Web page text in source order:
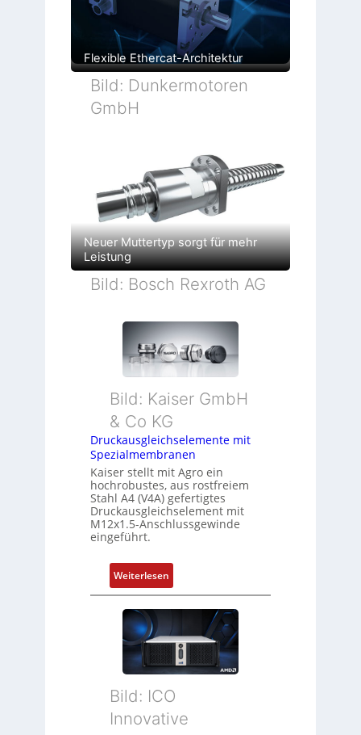
Flexible Ethercat-Architektur
Bild: Dunkermotoren
GmbH
Neuer Muttertyp sorgt für mehr
Leistung
Bild: Bosch Rexroth AG
Bild: Kaiser GmbH
& Co KG
Druckausgleichselemente mit
Spezialmembranen
Kaiser stellt mit Agro ein
hochrobustes, aus rostfreiem
Stahl A4 (V4A) gefertigtes
Druckausgleichselement mit
M12x1.5-Anschlussgewinde
eingeführt.
Weiterlesen:
D
r
u
c
a
u
s
g
Bild: ICO
Innovative